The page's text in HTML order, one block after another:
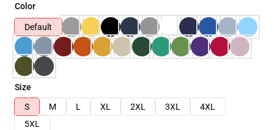
Color
Default
Size
S
M L XL 2XL 3XL
4XL
5XL